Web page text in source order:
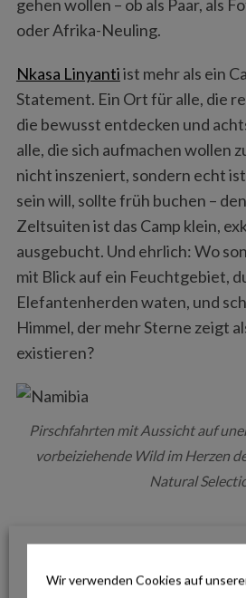
gehen wollen – ob als Paar, als
oder Afrika-Neuling.
Nkasa Linyantiist mehr als ein
Statement. Ein Ort für alle, die
die bewusst entdecken und
alle, die sich aufmachen wollen
nicht inszeniert, sondern echt
sein will, sollte früh buchen –
Zeltsuiten ist das Camp klein,
ausgebucht. Und ehrlich: Wo
mit Blick auf ein Feuchtgebiet,
Elefantenherden waten, und
Himmel, der mehr Sterne zeigt
existieren?
Pirschfahrten mit Aussicht auf
vorbeiziehende Wild im Herzen
Natural
e
c
h
f
o
r
:
Wir verwenden Cookies auf